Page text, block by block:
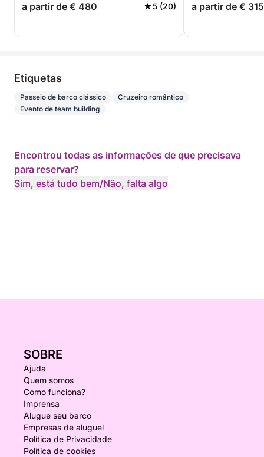
a partir de € 480 5 (20) a partir de € 315
Etiquetas
Passeio de barco clássico
Cruzeiro romântico
Evento de team building
Encontrou todas as informações de que precisava
para reservar?
Sim, está tudo bem/Não, falta algo
SOBRE
Ajuda
Quem somos
Como funciona?
Imprensa
Alugue seu barco
Empresas de aluguel
Política de Privacidade
Política de cookies